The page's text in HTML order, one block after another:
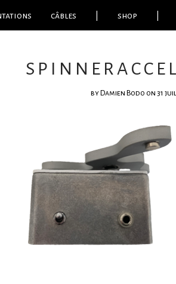
câbles shop
by Damien Bodo on 31